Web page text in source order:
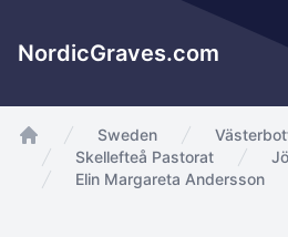
NordicGraves.com
app.Start
Sweden
Skellefteå Pastorat
Elin Margareta Andersson